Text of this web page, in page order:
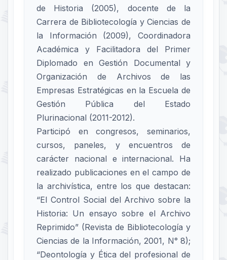
de Historia (2005), docente de la
Carrera de Bibliotecología y Ciencias de
la Información (2009), Coordinadora
Académica y Facilitadora del Primer
Diplomado en Gestión Documental y
Organización de Archivos de las
Empresas Estratégicas en la Escuela de
Gestión Pública del Estado
Plurinacional (2011-2012).
Participó en congresos, seminarios,
cursos, paneles, y encuentros de
carácter nacional e internacional. Ha
realizado publicaciones en el campo de
la archivística, entre los que destacan:
“El Control Social del Archivo sobre la
Historia: Un ensayo sobre el Archivo
Reprimido” (Revista de Bibliotecología y
Ciencias de la Información, 2001, N° 8);
“Deontología y Ética del profesional de